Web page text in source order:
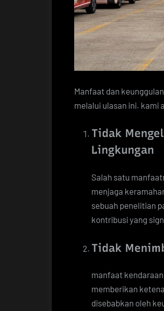
Manfaat dan
melalui ulasan ini. kami
Tidak
Lingkungan
Salah satu
menjaga
sebuah penelitian
kontribusi yang
Tidak
manfaat
memberikan
disebabkan oleh